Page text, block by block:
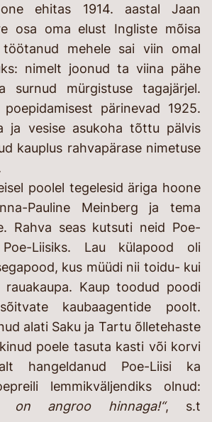
ehitas 1914. aastal Jaan
osa oma elust Ingliste mõisa
töötanud mehele sai viin omal
nimelt joonud ta viina pähe
surnud mürgistuse tagajärjel.
pärinevad 1925.
ja vesise asukoha tõttu pälvis
kauplus rahvapärase nimetuse
poolel tegelesid äriga hoone
Pauline Meinberg ja tema
Rahva seas kutsuti neid Poe-
Liisiks. Lau külapood oli
kus müüdi nii toidu- kui
Kaup toodud poodi
kaubaagentide poolt.
alati Saku ja Tartu õlletehaste
poele tasuta kasti või korvi
hangeldanud Poe-Liisi ka
lemmikväljendiks olnud:
on angroo hinnaga!“, s.t